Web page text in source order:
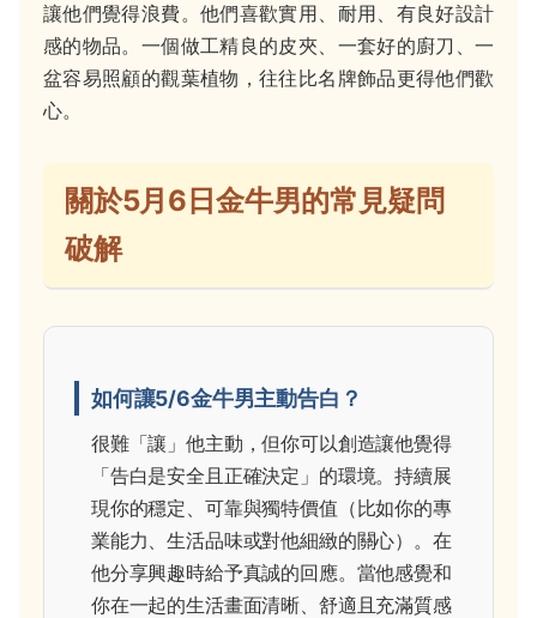
讓他們覺得浪費。他們喜歡實用、耐用、有良好設計
感的物品。一個做工精良的皮夾、一套好的廚刀、一
盆容易照顧的觀葉植物，往往比名牌飾品更得他們歡
心。
關於5月6日金牛男的常見疑問
破解
如何讓5/6金牛男主動告白？
很難「讓」他主動，但你可以創造讓他覺得
「告白是安全且正確決定」的環境。持續展
現你的穩定、可靠與獨特價值（比如你的專
業能力、生活品味或對他細緻的關心）。在
他分享興趣時給予真誠的回應。當他感覺和
你在一起的生活畫面清晰、舒適且充滿質感